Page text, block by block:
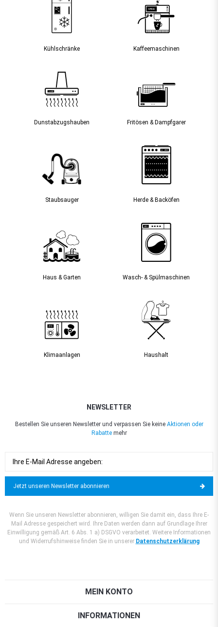
Kühlschränke Kaffee­maschinen
Dunst­abzugs­hauben Fritösen & Dampfgarer
Staubsauger­ Herde & Backöfen
Haus & Garten Wasch- & Spülmaschinen
Klimaanlagen Haushalt
NEWSLETTER
Bestellen Sie unseren Newsletter und verpassen Sie keine Aktionen oder
Rabattemehr
Jetzt unseren Newsletter abonnieren
Wenn Sie unseren Newsletter abonnieren, willigen Sie damit ein, dass Ihre E-
Mail Adresse gespeichert wird. Ihre Daten werden dann auf Grundlage Ihrer
Einwilligung gemäß Art. 6 Abs. 1 a) DSGVO verarbeitet. Weitere Informationen
und Widerrufshinweise finden Sie in unserer Datenschutzerklärung
MEIN KONTO
INFORMATIONEN